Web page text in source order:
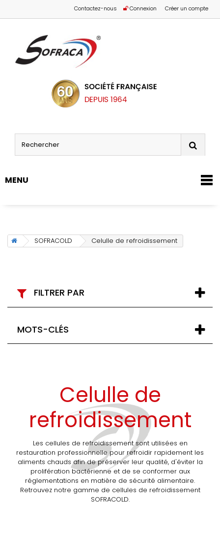
Créer un compte
Connexion
Contactez-nous
MENU
SOFRACOLD Celulle de refroidissement
FILTRER PAR
MOTS-CLÉS
Celulle de
refroidissement
Les cellules de refroidissement sont utilisées en
restauration professionnelle pour refroidir rapidement les
aliments chauds afin de préserver leur qualité, d'éviter la
prolifération bactérienne et de se conformer aux
réglementations en matière de sécurité alimentaire.
Retrouvez notre gamme de cellules de refroidissement
SOFRACOLD.